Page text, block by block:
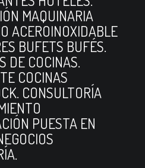
MAQUINARIA
ACEROINOXIDABLE
BUFETS BUFÉS.
DE COCINAS.
COCINAS
CONSULTORÍA
PUESTA EN